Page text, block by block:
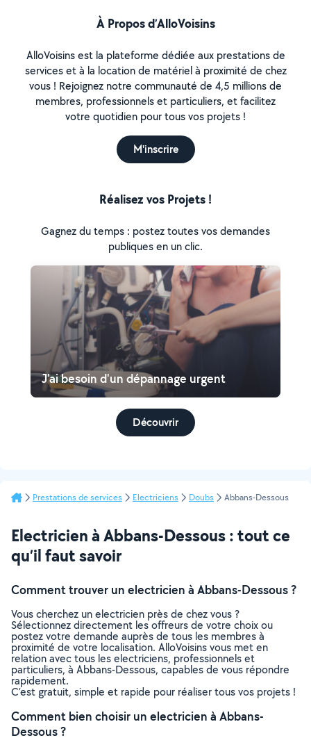
À Propos d’AlloVoisins
AlloVoisins est la plateforme dédiée aux prestations de
services et à la location de matériel à proximité de chez
vous ! Rejoignez notre communauté de 4,5 millions de
membres, professionnels et particuliers, et facilitez
votre quotidien pour tous vos projets !
M'inscrire
Réalisez vos Projets !
Gagnez du temps : postez toutes vos demandes
publiques en un clic.
J'ai besoin d'un dépannage urgent
Découvrir
Prestations de services Electriciens Doubs Abbans-Dessous
Electricien à Abbans-Dessous : tout ce
qu’il faut savoir
Comment trouver un electricien à Abbans-Dessous ?
Vous cherchez un electricien près de chez vous ?
Sélectionnez directement les offreurs de votre choix ou
postez votre demande auprès de tous les membres à
proximité de votre localisation. AlloVoisins vous met en
relation avec tous les electriciens, professionnels et
particuliers, à Abbans-Dessous, capables de vous répondre
rapidement.
C’est gratuit, simple et rapide pour réaliser tous vos projets !
Comment bien choisir un electricien à Abbans-
Dessous ?